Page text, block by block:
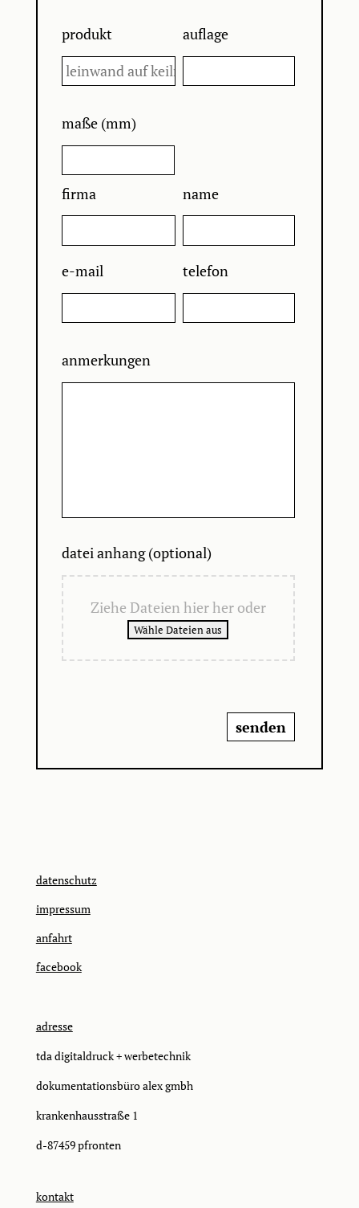
produkt auflage
maße (mm)
firma name
e-mail telefon
anmerkungen
datei anhang (optional)
Ziehe Dateien hier her oder
datenschutz
impressum
anfahrt
facebook
adresse
tda digitaldruck + werbetechnik
dokumentationsbüro alex gmbh
krankenhausstraße 1
d-87459 pfronten
kontakt